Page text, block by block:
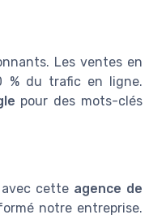
Les ventes en
% du trafic en ligne.
pour des mots-clés
cette agence de
notre entreprise.